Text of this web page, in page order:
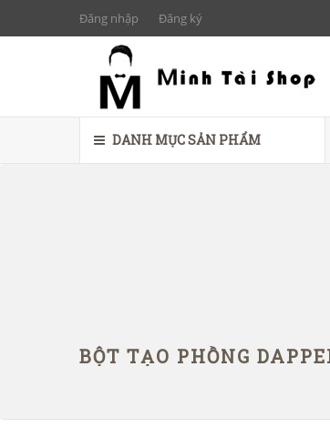
Đăng nhập Đăng ký
DANH MỤC SẢN PHẨM